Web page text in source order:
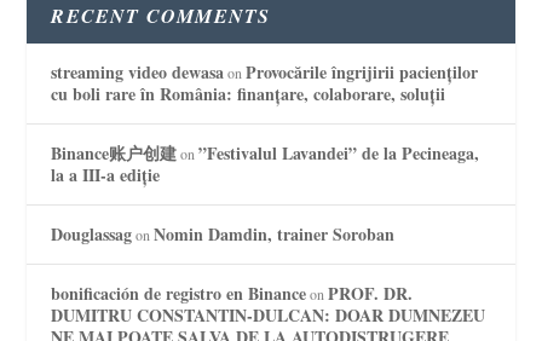
RECENT COMMENTS
streaming video dewasaonProvocările îngrijirii pacienților
cu boli rare în România: finanțare, colaborare, soluții
Binance账户创建on”Festivalul Lavandei” de la Pecineaga,
la a III-a ediție
DouglassagonNomin Damdin, trainer Soroban
bonificación de registro en BinanceonPROF. DR.
DUMITRU CONSTANTIN-DULCAN: DOAR DUMNEZEU